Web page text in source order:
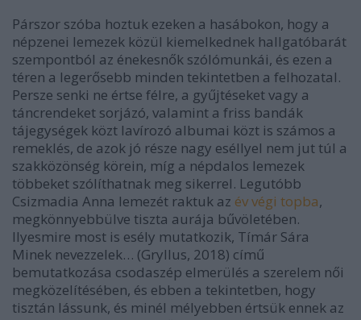
Párszor szóba hoztuk ezeken a hasábokon, hogy a
népzenei lemezek közül kiemelkednek hallgatóbarát
szempontból az énekesnők szólómunkái, és ezen a
téren a legerősebb minden tekintetben a felhozatal.
Persze senki ne értse félre, a gyűjtéseket vagy a
táncrendeket sorjázó, valamint a friss bandák
tájegységek közt lavírozó albumai közt is számos a
remeklés, de azok jó része nagy eséllyel nem jut túl a
szakközönség körein, míg a népdalos lemezek
többeket szólíthatnak meg sikerrel. Legutóbb
Csizmadia Anna lemezét raktuk az év végi topba,
megkönnyebbülve tiszta aurája bűvöletében.
Ilyesmire most is esély mutatkozik, Tímár Sára
Minek nevezzelek… (Gryllus, 2018) című
bemutatkozása csodaszép elmerülés a szerelem női
megközelítésében, és ebben a tekintetben, hogy
tisztán lássunk, és minél mélyebben értsük ennek az